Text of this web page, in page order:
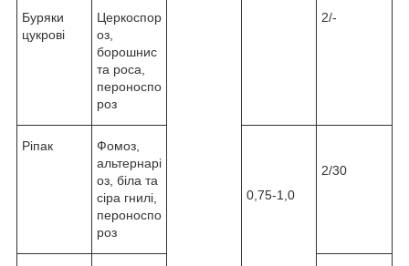
Буряки
цукрові
Церкоспор
оз,
борошнис
та роса,
пероноспо
роз
2/-
Ріпак
Фомоз,
альтернарі
оз, біла та
сіра гнилі,
пероноспо
роз
0,75-1,0
2/30